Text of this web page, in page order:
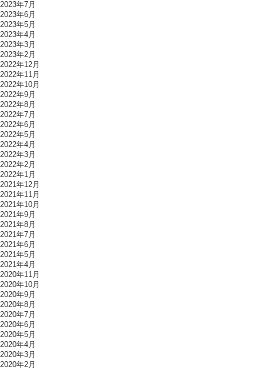
2023年7月
2023年6月
2023年5月
2023年4月
2023年3月
2023年2月
2022年12月
2022年11月
2022年10月
2022年9月
2022年8月
2022年7月
2022年6月
2022年5月
2022年4月
2022年3月
2022年2月
2022年1月
2021年12月
2021年11月
2021年10月
2021年9月
2021年8月
2021年7月
2021年6月
2021年5月
2021年4月
2020年11月
2020年10月
2020年9月
2020年8月
2020年7月
2020年6月
2020年5月
2020年4月
2020年3月
2020年2月